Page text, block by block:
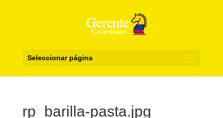
Seleccionar página
rp_barilla-pasta.jpg